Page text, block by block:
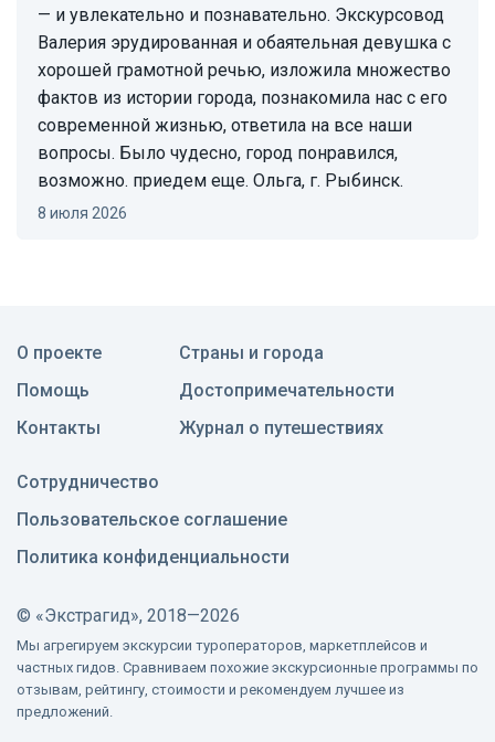
— и увлекательно и познавательно. Экскурсовод
Валерия эрудированная и обаятельная девушка с
хорошей грамотной речью, изложила множество
фактов из истории города, познакомила нас с его
современной жизнью, ответила на все наши
вопросы. Было чудесно, город понравился,
возможно. приедем еще. Ольга, г. Рыбинск.
8 июля 2026
О проекте
Помощь
Контакты
Страны и города
Достопримечательности
Журнал о путешествиях
Сотрудничество
Пользовательское соглашение
Политика конфиденциальности
© «Экстрагид», 2018—2026
Мы агрегируем экскурсии туроператоров, маркетплейсов и
частных гидов. Сравниваем похожие экскурсионные программы по
отзывам, рейтингу, стоимости и рекомендуем лучшее из
предложений.